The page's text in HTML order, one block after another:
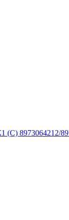
(С) 8973064212/